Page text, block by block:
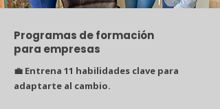
Programas de formación
para empresas
💼 Entrena 11 habilidades clave para
adaptarte al cambio.